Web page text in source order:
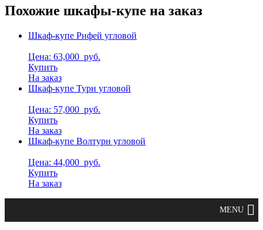
Похожие шкафы-купе на заказ
Шкаф-купе Рифей угловой
Цена: 63,000 руб.
Купить
На заказ
Шкаф-купе Турн угловой
Цена: 57,000 руб.
Купить
На заказ
Шкаф-купе Волтурн угловой
Цена: 44,000 руб.
Купить
На заказ